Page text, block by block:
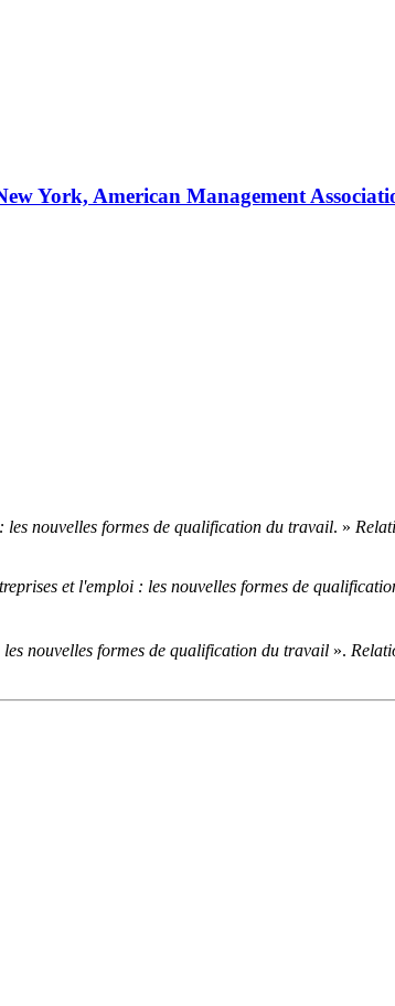
York, American Management
les nouvelles formes de qualification du travail. »
et l'emploi : les nouvelles formes de
nouvelles formes de qualification du travail ».